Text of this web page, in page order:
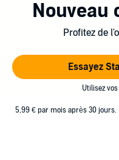
Nouveau
Profitez de
Essayez
Utilisez
5,99 € par mois après 30